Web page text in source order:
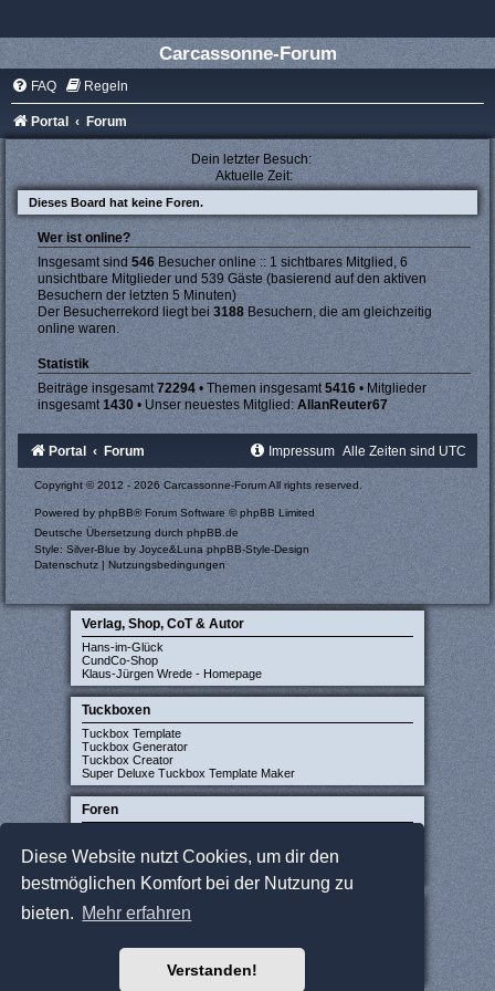
Diese Website nutzt Cookies, um dir den
bestmöglichen Komfort bei der Nutzung zu
bieten. Mehr erfahren
Verstanden!
Carcassonne-Forum
FAQ Regeln
Portal Forum
Dein letzter Besuch:
Aktuelle Zeit:
Dieses Board hat keine Foren.
Wer ist online?
Insgesamt sind546Besucher online :: 1 sichtbares Mitglied, 6
unsichtbare Mitglieder und 539 Gäste (basierend auf den aktiven
Besuchern der letzten 5 Minuten)
Der Besucherrekord liegt bei3188Besuchern, die am gleichzeitig
online waren.
Statistik
Beiträge insgesamt72294• Themen insgesamt5416 • Mitglieder
insgesamt1430 • Unser neuestes Mitglied: AllanReuter67
Portal Forum Alle Zeiten sind UTC
Impressum
Copyright © 2012 - 2026 Carcassonne-Forum All rights reserved.
Powered by phpBB® Forum Software © phpBB Limited
Deutsche Übersetzung durch phpBB.de
Style: Silver-Blue by Joyce&Luna phpBB-Style-Design
Datenschutz | Nutzungsbedingungen
Verlag, Shop, CoT & Autor
Hans-im-Glück
CundCo-Shop
Klaus-Jürgen Wrede - Homepage
Tuckboxen
Tuckbox Template
Tuckbox Generator
Tuckbox Creator
Super Deluxe Tuckbox Template Maker
Foren
CarcassonneCentral (englisch)
Carcassonne Latvija (lettisch)
Carcassonne CZ (tschechisch)
Sonstige Seiten
Gesellschaftsspieler gesucht
BoardGameGeek